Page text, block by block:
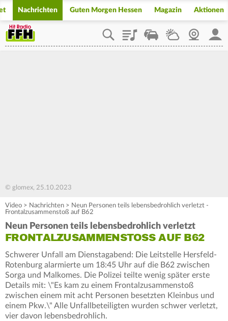
Nachrichten Guten Morgen Hessen Magazin Aktionen
PlaylistStaupilotWetterWebcam
© glomex, 25.10.2023
Video > Nachrichten > Neun Personen teils lebensbedrohlich verletzt -
Frontalzusammenstoß auf B62
Neun Personen teils lebensbedrohlich verletzt
FRONTALZUSAMMENSTOSS AUF B62
Schwerer Unfall am Dienstagabend: Die Leitstelle Hersfeld-
Rotenburg alarmierte um 18:45 Uhr auf die B62 zwischen
Sorga und Malkomes. Die Polizei teilte wenig später erste
Details mit: \"Es kam zu einem Frontalzusammenstoß
zwischen einem mit acht Personen besetzten Kleinbus und
einem Pkw.\" Alle Unfallbeteiligten wurden schwer verletzt,
vier davon lebensbedrohlich.